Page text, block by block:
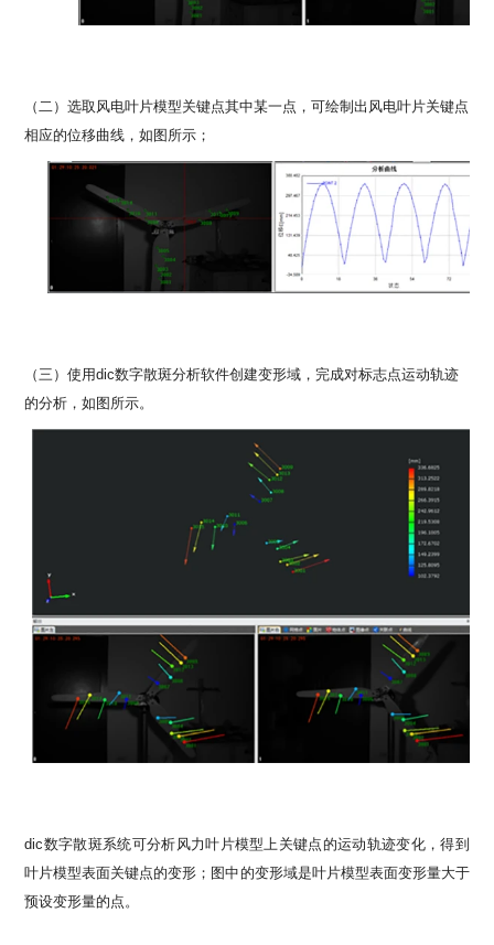
（二）选取风电叶片模型关键点其中某一点，可绘制出风电叶片关键点
相应的位移曲线，如图所示；
（三）使用dic数字散斑分析软件创建变形域，完成对标志点运动轨迹
的分析，如图所示。
dic数字散斑系统可分析风力叶片模型上关键点的运动轨迹变化，得到
叶片模型表面关键点的变形；图中的变形域是叶片模型表面变形量大于
预设变形量的点。